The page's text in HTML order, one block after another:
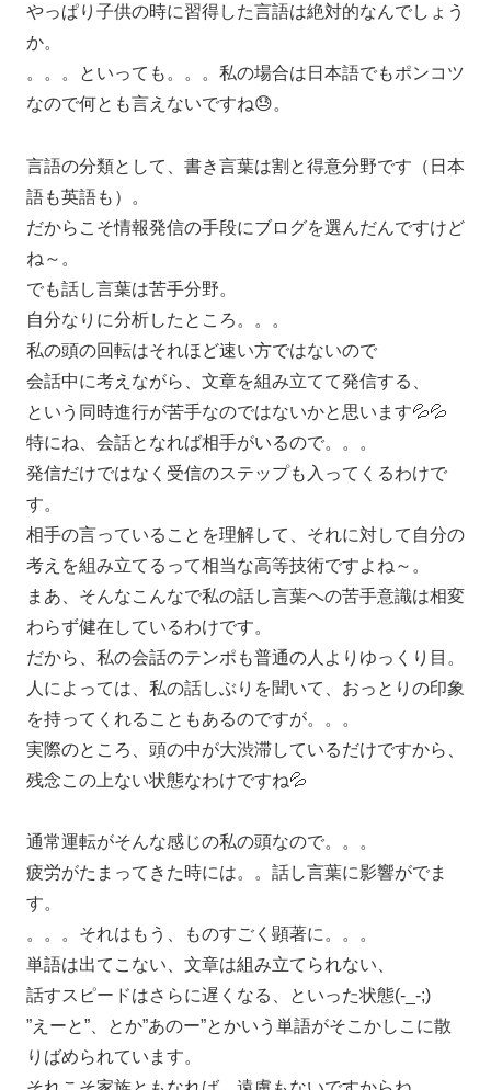
やっぱり子供の時に習得した言語は絶対的なんでしょう
か。
。。。といっても。。。私の場合は日本語でもポンコツ
なので何とも言えないですね😓。
言語の分類として、書き言葉は割と得意分野です（日本
語も英語も）。
だからこそ情報発信の手段にブログを選んだんですけど
ね～。
でも話し言葉は苦手分野。
自分なりに分析したところ。。。
私の頭の回転はそれほど速い方ではないので
会話中に考えながら、文章を組み立てて発信する、
という同時進行が苦手なのではないかと思います💦💦
特にね、会話となれば相手がいるので。。。
発信だけではなく受信のステップも入ってくるわけで
す。
相手の言っていることを理解して、それに対して自分の
考えを組み立てるって相当な高等技術ですよね～。
まあ、そんなこんなで私の話し言葉への苦手意識は相変
わらず健在しているわけです。
だから、私の会話のテンポも普通の人よりゆっくり目。
人によっては、私の話しぶりを聞いて、おっとりの印象
を持ってくれることもあるのですが。。。
実際のところ、頭の中が大渋滞しているだけですから、
残念この上ない状態なわけですね💦
通常運転がそんな感じの私の頭なので。。。
疲労がたまってきた時には。。話し言葉に影響がでま
す。
。。。それはもう、ものすごく顕著に。。。
単語は出てこない、文章は組み立てられない、
話すスピードはさらに遅くなる、といった状態(-_-;)
”えーと”、とか”あのー”とかいう単語がそこかしこに散
りばめられています。